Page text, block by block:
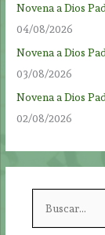
Novena a Dios
04/08/2026
Novena a Dios
03/08/2026
Novena a Dios
02/08/2026